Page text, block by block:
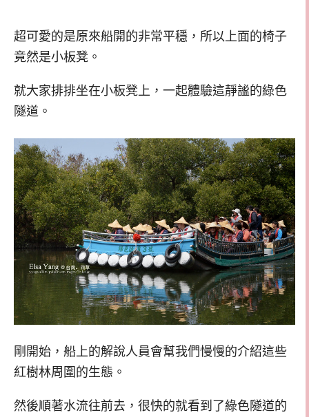
超可愛的是原來船開的非常平穩，所以上面的椅子
竟然是小板凳。
就大家排排坐在小板凳上，一起體驗這靜謐的綠色
隧道。
剛開始，船上的解說人員會幫我們慢慢的介紹這些
紅樹林周圍的生態。
然後順著水流往前去，很快的就看到了綠色隧道的